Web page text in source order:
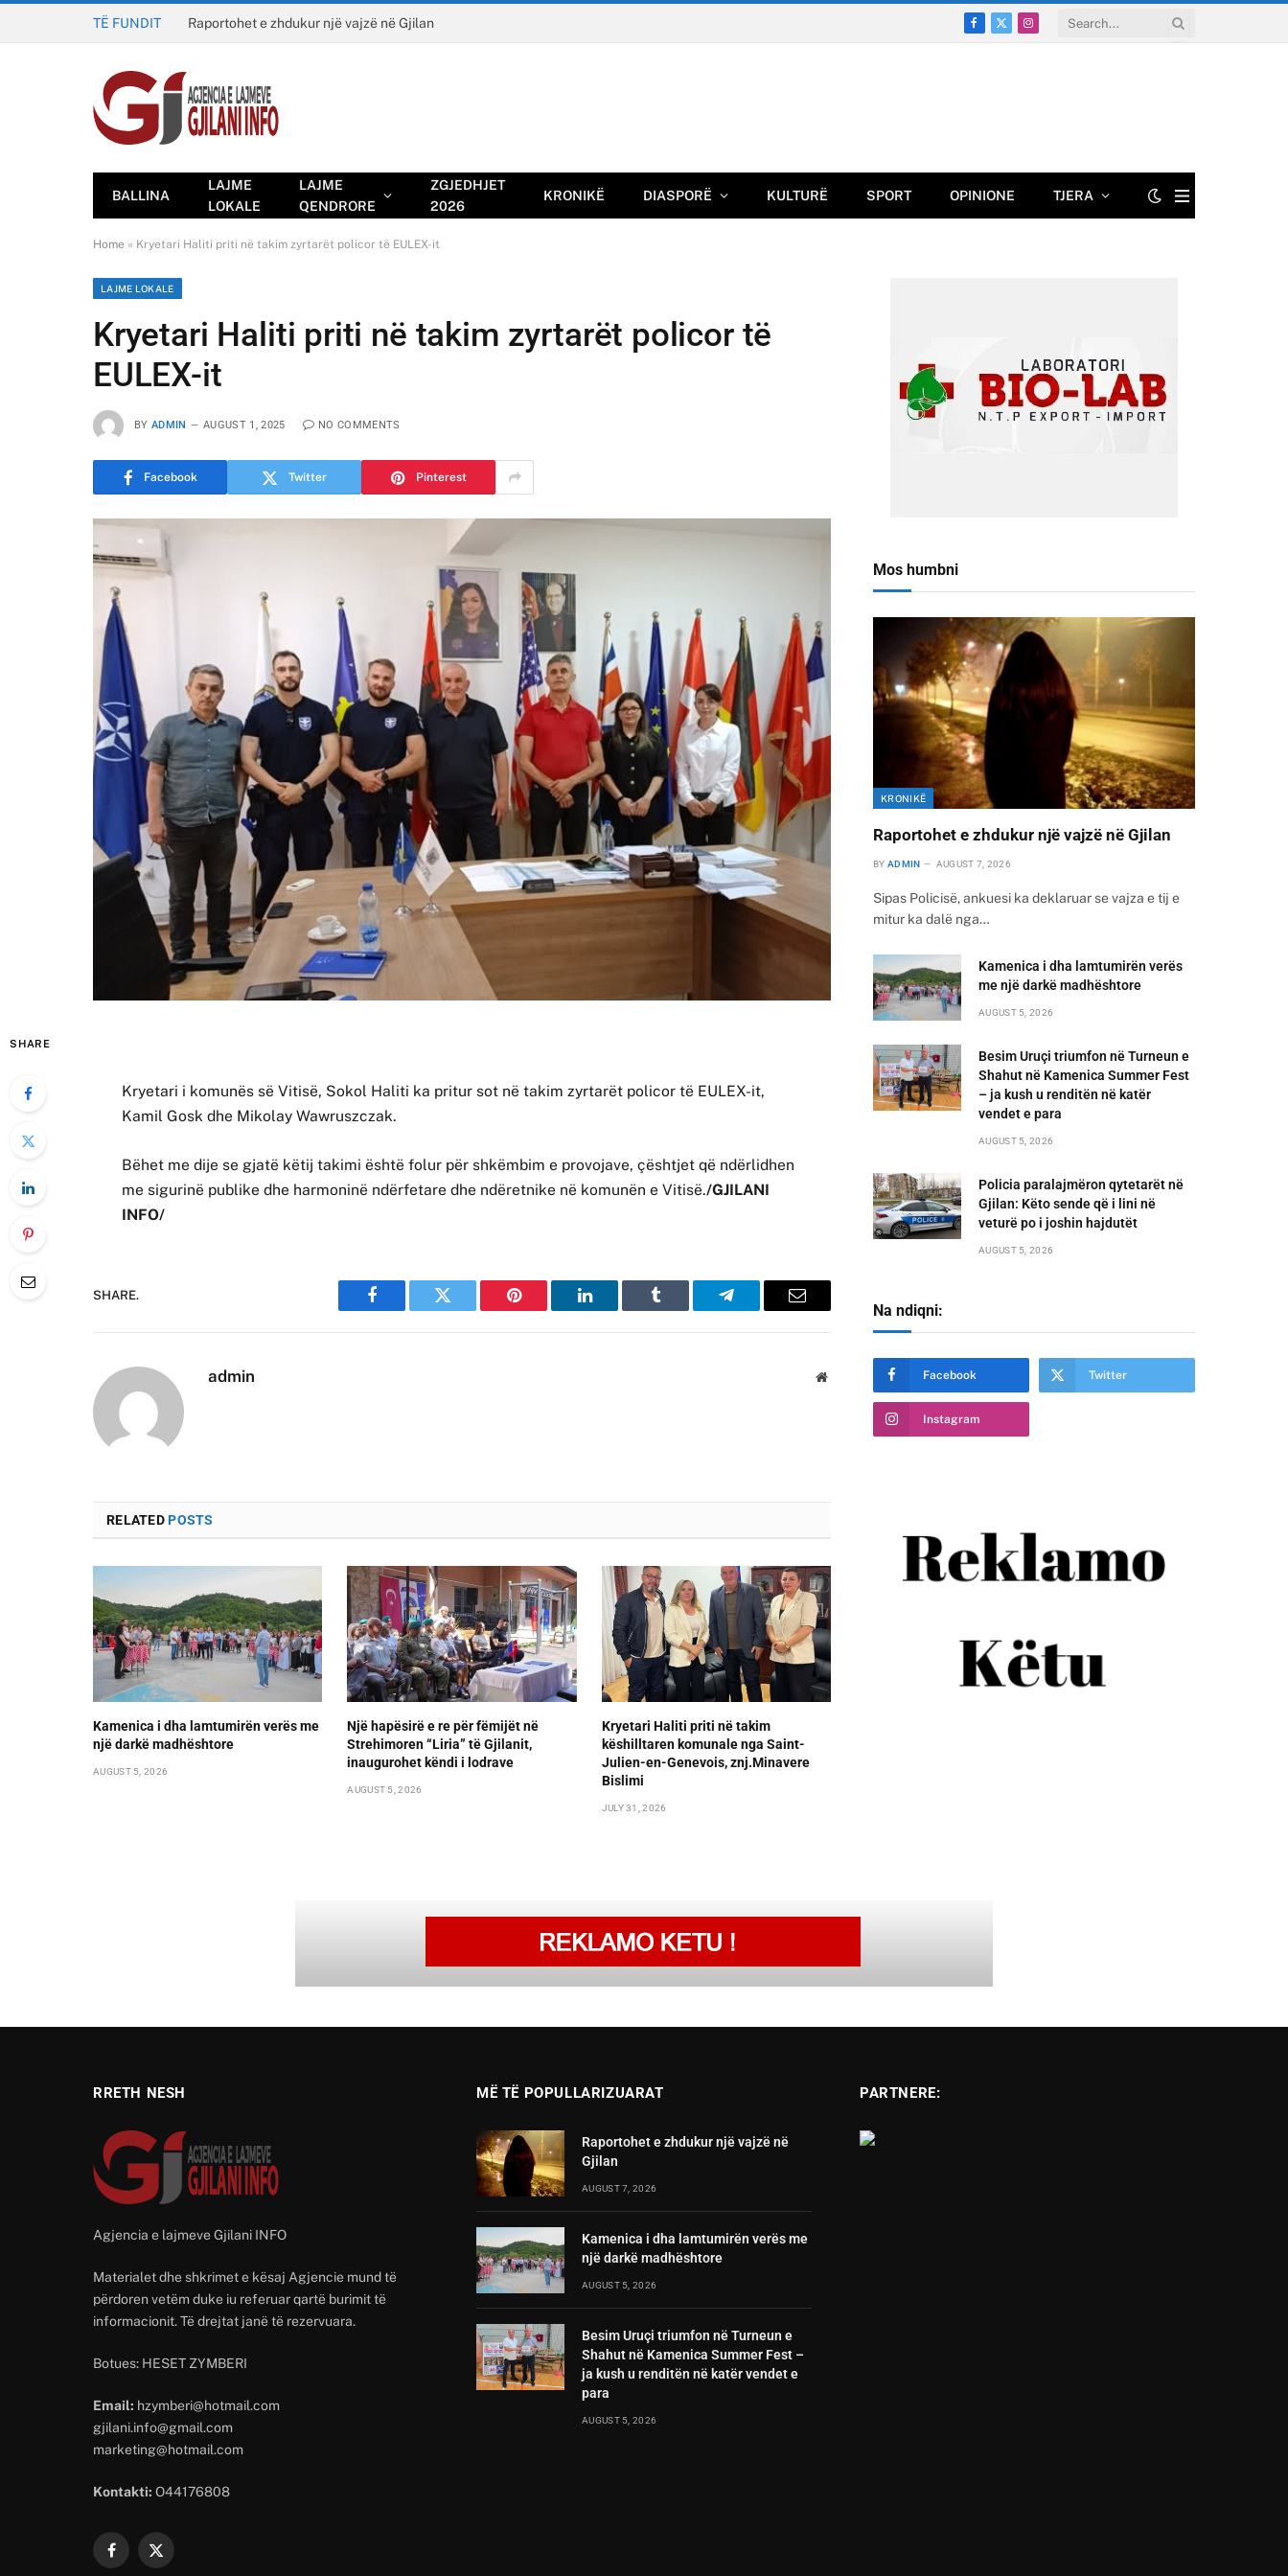
TË FUNDIT Raportohet e zhdukur një vajzë në Gjilan
Facebook
X
Instagram
BALLINA
LAJME
LOKALE
LAJME
QENDRORE
ZGJEDHJET
2026
KRONIKË DIASPORË KULTURË SPORT OPINIONE TJERA
Home » Kryetari Haliti priti në takim zyrtarët policor të EULEX-it
LAJME LOKALE
Kryetari Haliti priti në takim zyrtarët policor të
EULEX-it
BY ADMIN AUGUST 1, 2025 NO COMMENTS
Facebook Twitter Pinterest
SHARE
Kryetari i komunës së Vitisë, Sokol Haliti ka pritur sot në takim zyrtarët policor të EULEX-it,
Kamil Gosk dhe Mikolay Wawruszczak.
Bëhet me dije se gjatë këtij takimi është folur për shkëmbim e provojave, çështjet që ndërlidhen
me sigurinë publike dhe harmoninë ndërfetare dhe ndëretnike në komunën e Vitisë./GJILANI
INFO/
SHARE.
Facebook Twitter Pinterest LinkedIn Tumblr Telegram Email
admin Website
RELATEDPOSTS
Kamenica i dha lamtumirën verës me
një darkë madhështore
AUGUST 5, 2026
Një hapësirë e re për fëmijët në
Strehimoren “Liria” të Gjilanit,
inaugurohet këndi i lodrave
AUGUST 5, 2026
Kryetari Haliti priti në takim
këshilltaren komunale nga Saint-
Julien-en-Genevois, znj.Minavere
Bislimi
JULY 31, 2026
Mos humbni
KRONIKË
Raportohet e zhdukur një vajzë në Gjilan
BY ADMIN AUGUST 7, 2026
Sipas Policisë, ankuesi ka deklaruar se vajza e tij e
mitur ka dalë nga…
Kamenica i dha lamtumirën verës
me një darkë madhështore
AUGUST 5, 2026
Besim Uruçi triumfon në Turneun e
Shahut në Kamenica Summer Fest
– ja kush u renditën në katër
vendet e para
AUGUST 5, 2026
Policia paralajmëron qytetarët në
Gjilan: Këto sende që i lini në
veturë po i joshin hajdutët
AUGUST 5, 2026
Na ndiqni:
Facebook Twitter
Instagram
RRETH NESH
Agjencia e lajmeve Gjilani INFO
Materialet dhe shkrimet e kësaj Agjencie mund të
përdoren vetëm duke iu referuar qartë burimit të
informacionit. Të drejtat janë të rezervuara.
Botues: HESET ZYMBERI
Email: hzymberi@hotmail.com
gjilani.info@gmail.com
marketing@hotmail.com
Kontakti: O44176808
Facebook
X
MË TË POPULLARIZUARAT
Raportohet e zhdukur një vajzë në
Gjilan
AUGUST 7, 2026
Kamenica i dha lamtumirën verës me
një darkë madhështore
AUGUST 5, 2026
Besim Uruçi triumfon në Turneun e
Shahut në Kamenica Summer Fest –
ja kush u renditën në katër vendet e
para
AUGUST 5, 2026
PARTNERE: